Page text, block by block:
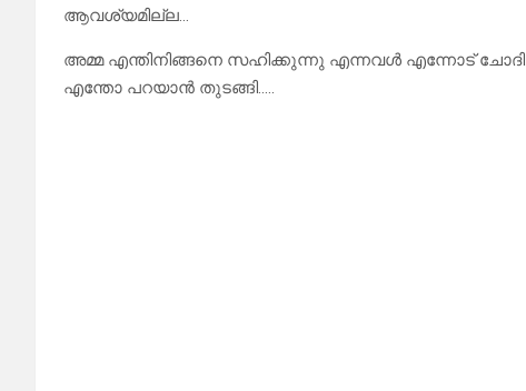
ആവശ്യമില്ല…
അമ്മ എന്തിനിങ്ങനെ സഹിക്കുന്നു എന്നവൾ എന്നോട്
എന്തോ പറയാൻ തുടങ്ങി…..